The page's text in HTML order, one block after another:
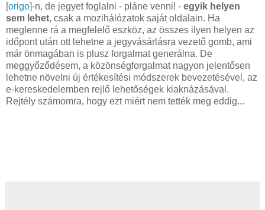
[origo]-n, de jegyet foglalni - pláne venni! - egyik helyen
sem lehet, csak a mozihálózatok saját oldalain. Ha
meglenne rá a megfelelő eszköz, az összes ilyen helyen az
időpont után ott lehetne a jegyvásárlásra vezető gomb, ami
már önmagában is plusz forgalmat generálna. De
meggyőződésem, a közönségforgalmat nagyon jelentősen
lehetne növelni új értékesítési módszerek bevezetésével, az
e-kereskedelemben rejlő lehetőségek kiaknázásával.
Rejtély számomra, hogy ezt miért nem tették meg eddig...